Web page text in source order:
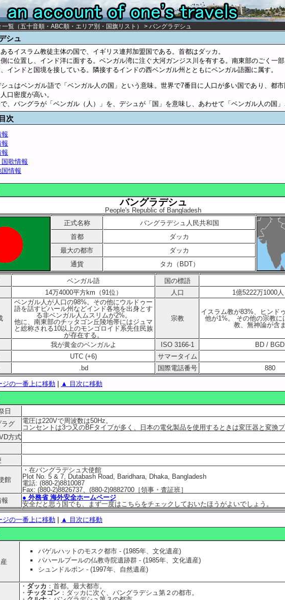
一覧 （五十音順 ・ ABC順 ・ エリア別 ・ 国旗リスト ） > バングラデシュ
シュ
るイスラム教徒主体の国で、イギリス連邦加盟国である。首都はダッカ。
に位置し、インド洋に面する。ベンガル湾に注ぐ大河ガンジス川を有する。南東部のごく一
インドと国境を接している。隣接するインドの西ベンガル州とともにベンガル語圏に属す。
ュはベンガル語で「ベンガル人の国」という意味。世界で7番目に人口が多い国であり、都
口密度が高い。
、バングラが「ベンガル（人）」を、デシュが「国」を意味し、あわせて「ベンガル人の国」
次
国歌情報
国情報
バングラデシュ
People's Republic of Bangladesh
正式名称
バングラデシュ人民共和国
首都
ダッカ
最大の都市
ダッカ
通貨
タカ（BDT）
ベンガル語
国の標語
14万4000平方km（91位） 人口 1億5222万1000人
ベンガル人が人口の98%。その他にウルドゥー
語を話すビハール州などインド各地を出身とす
る非ベンガル人ムスリムが2%。
他に、南東部のチッタゴン丘陵地帯にはジュマ
と総称される10以上のモンゴロイド系先住民族
が存在する。
宗教
イスラム教が83%、ヒンド
他が1%。 その他の宗教に
教、無神論が含
我が黄金のベンガルよ ISO 3166-1
BD / BGD
UTC (+6)
サマータイム
.bd 国際電話番号 880
の一番上に移動 ▲ 目次に移動
日
ラグ
電圧は220Vで周波数は50Hz。
コンセントは3つ又のBFタイプが多く、日本の電化製品を使用するときは変圧器と変換プ
方式
館
・在バングラデシュ大使館
Plot No. 5 & 7, Dutabash Road, Baridhara, Dhaka, Bangladesh
電話: (880-2)8810087
Fax: (880-2)8826737、(880-2)9882700［領事・査証班］
● 外務省 海外安全ホームページ
安全だと思う国でも、まず一度はこちらをチェックしておいたほうがよいでしょう。
の一番上に移動 ▲ 目次に移動
バゲルハットのモスク都市 - (1985年、文化遺産)
パハールプールの仏教寺院遺跡群 - (1985年、文化遺産)
シュンドルボン - (1997年、自然遺産)
・ ダッカ ：首都。最大都市。
・ チッタゴン ：ダッカに次ぐ、バングラデシュ第２の都市。